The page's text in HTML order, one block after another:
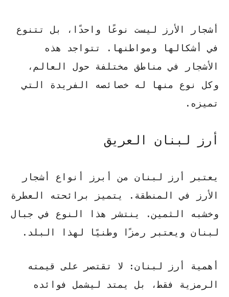
أشجار الأرز ليست نوعًا واحدًا، بل تتنوع
في أشكالها ومواطنها. تتواجد هذه
الأشجار في مناطق مختلفة حول العالم،
وكل نوع منها له خصائصه الفريدة التي
تميزه.
أرز لبنان العريق
يعتبر أرز لبنان من أبرز
أنواع أشجار
الأرز
في المنطقة. يتميز برائحته العطرة
وخشبه الثمين. ينتشر هذا النوع في جبال
لبنان ويعتبر رمزًا وطنيًا لهذا البلد.
أهمية أرز لبنان:
لا تقتصر على قيمته
الرمزية فقط، بل يمتد ليشمل فوائده